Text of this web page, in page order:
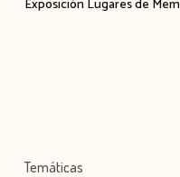
Exposición Lugares de
Temáticas